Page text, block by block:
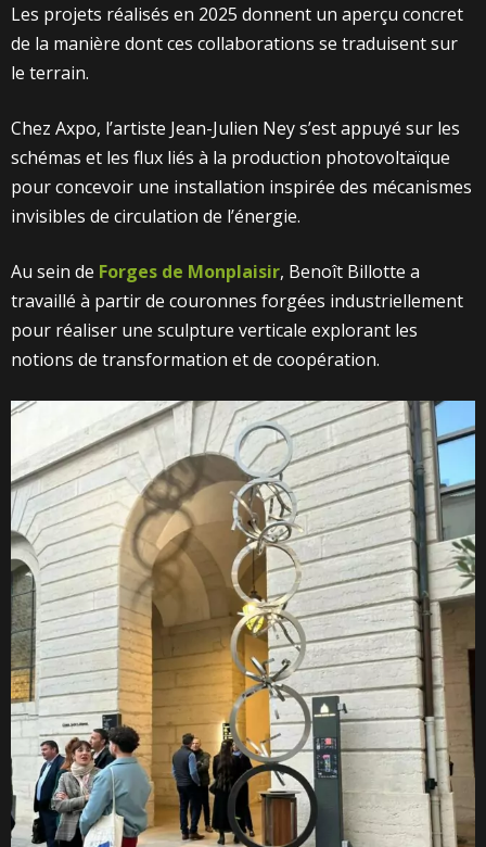
Les projets réalisés en 2025 donnent un aperçu concret
de la manière dont ces collaborations se traduisent sur
le terrain.
Chez Axpo, l’artiste Jean-Julien Ney s’est appuyé sur les
schémas et les flux liés à la production photovoltaïque
pour concevoir une installation inspirée des mécanismes
invisibles de circulation de l’énergie.
Au sein de Forges de Monplaisir, Benoît Billotte a
travaillé à partir de couronnes forgées industriellement
pour réaliser une sculpture verticale explorant les
notions de transformation et de coopération.